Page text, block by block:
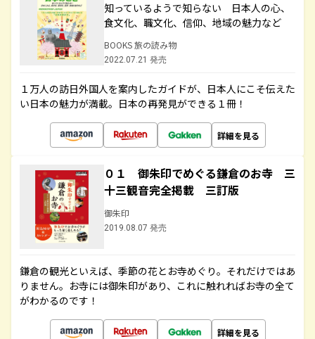
知っているようで知らない 日本人の心、
食文化、職文化、信仰、地域の魅力など
BOOKS 旅の読み物
2022.07.21 発売
１万人の訪日外国人を案内したガイドが、日本人にこそ伝えた
い日本の魅力が満載。日本の再発見ができる１冊！
詳細を見る
０１ 御朱印でめぐる鎌倉のお寺 三
十三観音完全掲載 三訂版
御朱印
2019.08.07 発売
鎌倉の観光といえば、季節の花とお寺めぐり。それだけではあ
りません。お寺には御朱印があり、これに触れればお寺の全て
がわかるのです！
詳細を見る